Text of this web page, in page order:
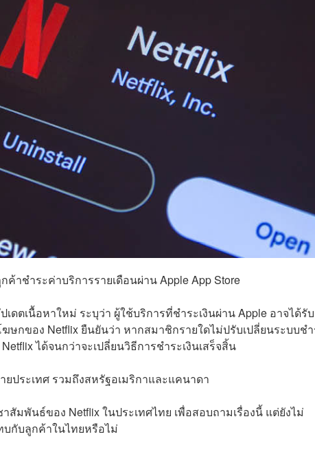
าชำระค่าบริการรายเดือนผ่าน Apple App Store
ดตเนื้อหาใหม่ ระบุว่า ผู้ใช้บริการที่ชำระเงินผ่าน Apple อาจได้รับ
ษกของ Netflix ยืนยันว่า หากสมาชิกรายใดไม่ปรับเปลี่ยนระบบชำ
ได้จนกว่าจะเปลี่ยนวิธีการชำระเงินเสร็จสิ้น
ประเทศ รวมถึงสหรัฐอเมริกาและแคนาดา
สัมพันธ์ของ Netflix ในประเทศไทย เพื่อสอบถามเรื่องนี้ แต่ยังไม่
กับลูกค้าในไทยหรือไม่